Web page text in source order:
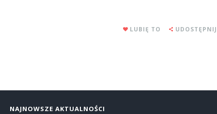
LUBIĘ TO UDOSTĘPNIJ
NAJNOWSZE AKTUALNOŚCI